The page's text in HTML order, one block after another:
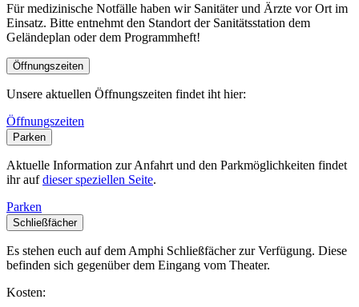
Für medizinische Notfälle haben wir Sanitäter und Ärzte vor Ort im
Einsatz. Bitte entnehmt den Standort der Sanitätsstation dem
Geländeplan oder dem Programmheft!
Öffnungszeiten
Unsere aktuellen Öffnungszeiten findet iht hier:
Öffnungszeiten
Parken
Aktuelle Information zur Anfahrt und den Parkmöglichkeiten findet
ihr aufdieser speziellen Seite.
Parken
Schließfächer
Es stehen euch auf dem Amphi Schließfächer zur Verfügung. Diese
befinden sich gegenüber dem Eingang vom Theater.
Kosten: